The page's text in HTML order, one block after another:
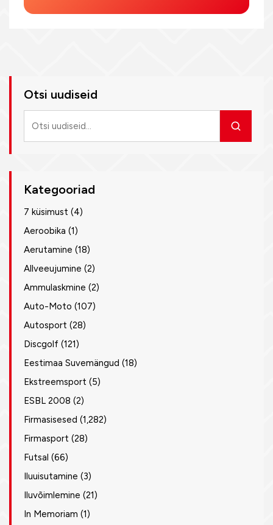
Otsi uudiseid
uudiseid
Kategooriad
7 küsimust (4)
Aeroobika (1)
Aerutamine (18)
Allveeujumine (2)
Ammulaskmine (2)
Auto-Moto (107)
Autosport (28)
Discgolf (121)
Eestimaa Suvemängud (18)
Ekstreemsport (5)
ESBL 2008 (2)
Firmasisesed (1,282)
Firmasport (28)
Futsal (66)
Iluuisutamine (3)
Iluvõimlemine (21)
In Memoriam (1)